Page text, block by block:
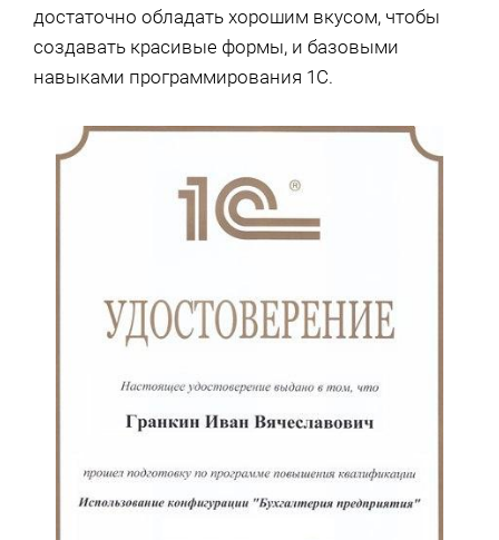
достаточно обладать хорошим вкусом, чтобы
создавать красивые формы, и базовыми
навыками программирования 1С.